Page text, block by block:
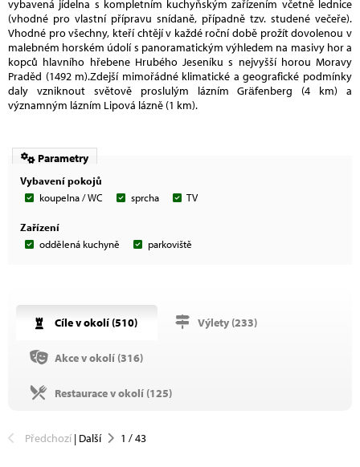
vybavená jídelna s kompletním kuchyňským zařízením včetně lednice
(vhodné pro vlastní přípravu snídaně, případně tzv. studené večeře).
Vhodné pro všechny, kteří chtějí v každé roční době prožít dovolenou v
malebném horském údolí s panoramatickým výhledem na masivy hor a
kopců hlavního hřebene Hrubého Jeseníku s nejvyšší horou Moravy
Praděd (1492 m).Zdejší mimořádné klimatické a geografické podmínky
daly vzniknout světově proslulým lázním Gräfenberg (4 km) a
významným lázním Lipová lázně (1 km).
Parametry
Vybavení pokojů
koupelna / WC
sprcha TV
Zařízení
oddělená kuchyně
parkoviště
Cíle v okolí (510) Výlety (233)
Akce v okolí (316)
Restaurace v okolí (125)
Předchozí | Další 1 /43